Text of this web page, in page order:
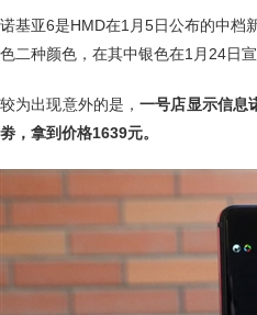
诺基亚6是HMD在1月5日公布的中档
色二种颜色，在其中银色在1月24日
较为出现意外的是，一号店显示信息
劵，拿到价格1639元。